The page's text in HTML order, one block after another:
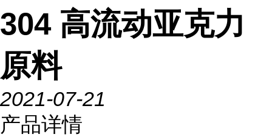
304 高流动亚克力
原料
2021-07-21
产品详情